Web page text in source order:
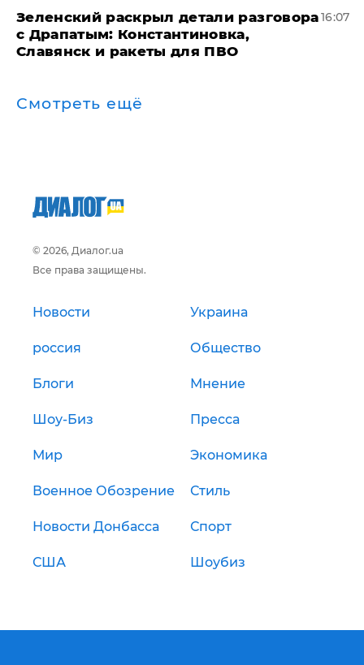
​Зеленский раскрыл детали разговора
с Драпатым: Константиновка,
Славянск и ракеты для ПВО
16:07
Смотреть ещё
© 2026, Диалог.ua
Все права защищены.
Новости Украина
россия Общество
Блоги Мнение
Шоу-Биз Пресса
Мир Экономика
Военное Обозрение Стиль
Новости Донбасса Спорт
США Шоубиз